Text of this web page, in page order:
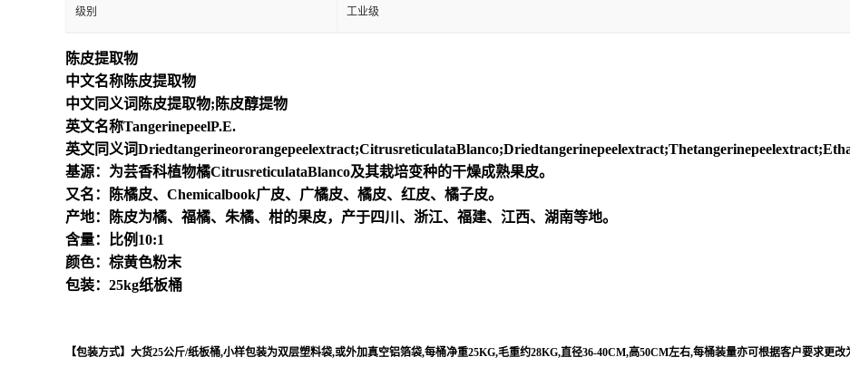
级别 工业级
陈皮提取物
中文名称陈皮提取物
中文同义词陈皮提取物;陈皮醇提物
英文名称TangerinepeelP.E.
英文同义词
基源：为芸香科植物橘CitrusreticulataBlanco及其栽培变种的干燥成熟果皮。
又名：陈橘皮、Chemicalbook广皮、广橘皮、橘皮、红皮、橘子皮。
产地：陈皮为橘、福橘、朱橘、柑的果皮，产于四川、浙江、福建、江西、湖南等地。
含量：比例10:1
颜色：棕黄色粉末
包装：25kg纸板桶
【包装方式】大货25公斤/纸板桶,小样包装为双层塑料袋,或外加真空铝箔袋,每桶净重25KG,毛重约28KG,直径36-40CM,高50CM左右,每桶装量亦可根据客户要求更改